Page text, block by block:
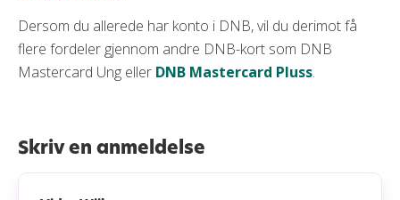
Dersom du allerede har konto i DNB, vil du derimot få
flere fordeler gjennom andre DNB-kort som DNB
Mastercard Ung eller DNB Mastercard Pluss.
Skriv en anmeldelse